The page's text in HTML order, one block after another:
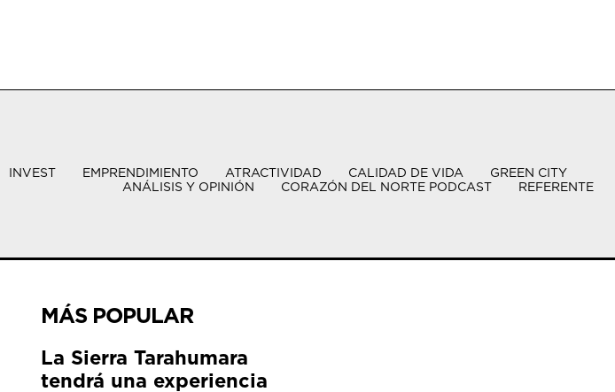
INVEST EMPRENDIMIENTO ATRACTIVIDAD CALIDAD DE VIDA
GREEN CITY
ANÁLISIS Y OPINIÓN
CORAZÓN DEL NORTE PODCAST REFERENTE
MÁS POPULAR
La Sierra Tarahumara
tendrá una experiencia